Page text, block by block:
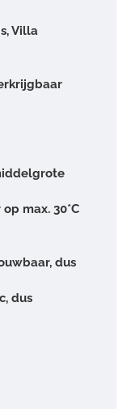
Villa
max. 30*C
dus
dus